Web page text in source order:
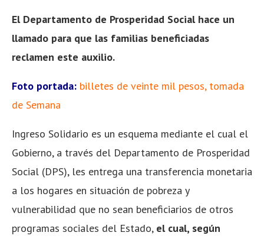
El Departamento de Prosperidad Social hace un
llamado para que las familias beneficiadas
reclamen este auxilio.
Foto portada: billetes de veinte mil pesos, tomada
de Semana
Ingreso Solidario es un esquema mediante el cual el
Gobierno, a través del Departamento de Prosperidad
Social (DPS), les entrega una transferencia monetaria
a los hogares en situación de pobreza y
vulnerabilidad que no sean beneficiarios de otros
programas sociales del Estado, el cual, según